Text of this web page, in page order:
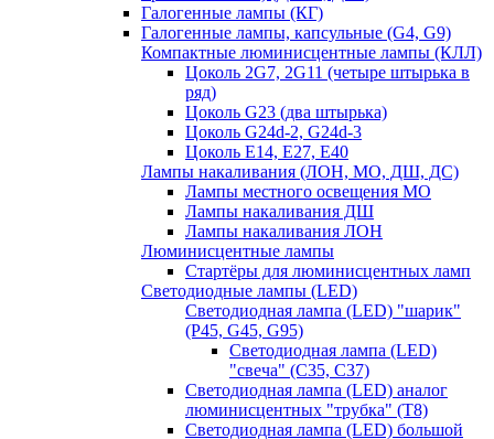
Галогенные лампы (КГ)
Галогенные лампы, капсульные (G4, G9)
Компактные люминисцентные лампы (КЛЛ)
Цоколь 2G7, 2G11 (четыре штырька в
ряд)
Цоколь G23 (два штырька)
Цоколь G24d-2, G24d-3
Цоколь Е14, Е27, Е40
Лампы накаливания (ЛОН, МО, ДШ, ДС)
Лампы местного освещения МО
Лампы накаливания ДШ
Лампы накаливания ЛОН
Люминисцентные лампы
Стартёры для люминисцентных ламп
Светодиодные лампы (LED)
Светодиодная лампа (LED) "шарик"
(P45, G45, G95)
Светодиодная лампа (LED)
"свеча" (С35, С37)
Светодиодная лампа (LED) аналог
люминисцентных "трубка" (T8)
Светодиодная лампа (LED) большой